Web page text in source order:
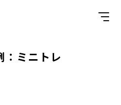
：ミニトレ